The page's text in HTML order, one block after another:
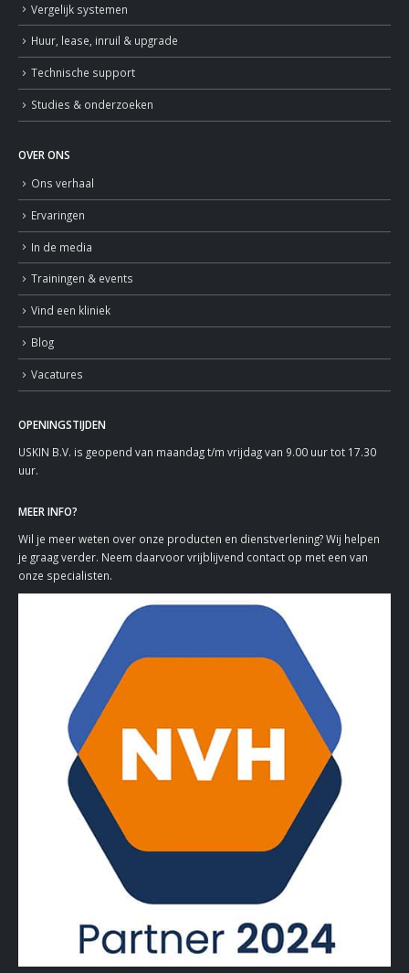
Vergelijk systemen
Huur, lease, inruil & upgrade
Technische support
Studies & onderzoeken
OVER ONS
Ons verhaal
Ervaringen
In de media
Trainingen & events
Vind een kliniek
Blog
Vacatures
OPENINGSTIJDEN
USKIN B.V. is geopend van maandag t/m vrijdag van 9.00 uur tot 17.30
uur.
MEER INFO?
Wil je meer weten over onze producten en dienstverlening? Wij helpen
je graag verder. Neem daarvoor vrijblijvend contact op met een van
onze specialisten.